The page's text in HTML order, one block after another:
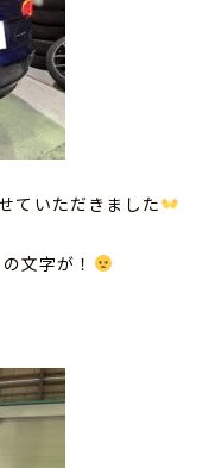
ていただきました
文字が！